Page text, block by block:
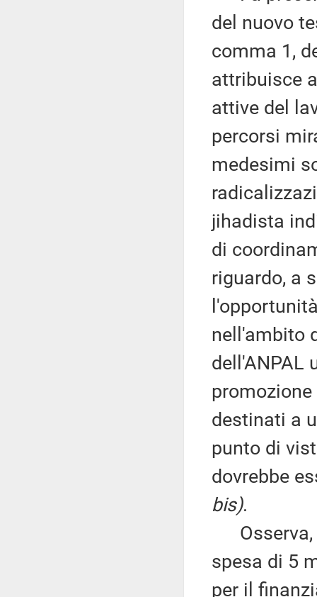
del nuovo
comma 1,
attribuisce
attive del
percorsi
medesimi
jihadista
di
riguardo, a
nell'ambito
dell'ANPAL
destinati a
punto di
dovrebbe
bis).
Osserva,
spesa di 5
per il